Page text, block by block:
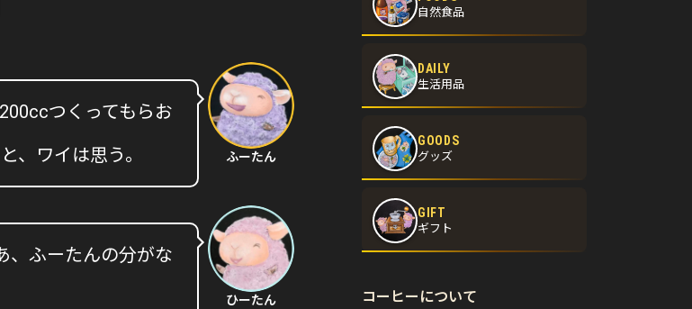
つくってもらお
、ワイは思う。
ふーたん
、ふーたんの分がな
ひーたん
自然食品
DAILY
生活用品
GOODS
グッズ
GIFT
ギフト
コーヒーについて